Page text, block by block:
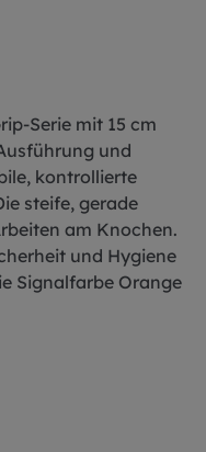
Serie mit 15 cm
und
kontrollierte
steife, gerade
am Knochen.
und Hygiene
Signalfarbe Orange